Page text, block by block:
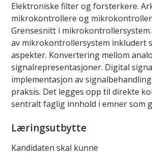
Elektroniske filter og forsterkere.
mikrokontrollere og
Grensesnitt i
av mikrokontrollersystem inkludert
aspekter. Konvertering mellom
signalrepresentasjoner. Digital
implementasjon av
praksis. Det legges opp til direkte
sentralt faglig innhold i emner som
Læringsutbytte
Kandidaten skal kunne